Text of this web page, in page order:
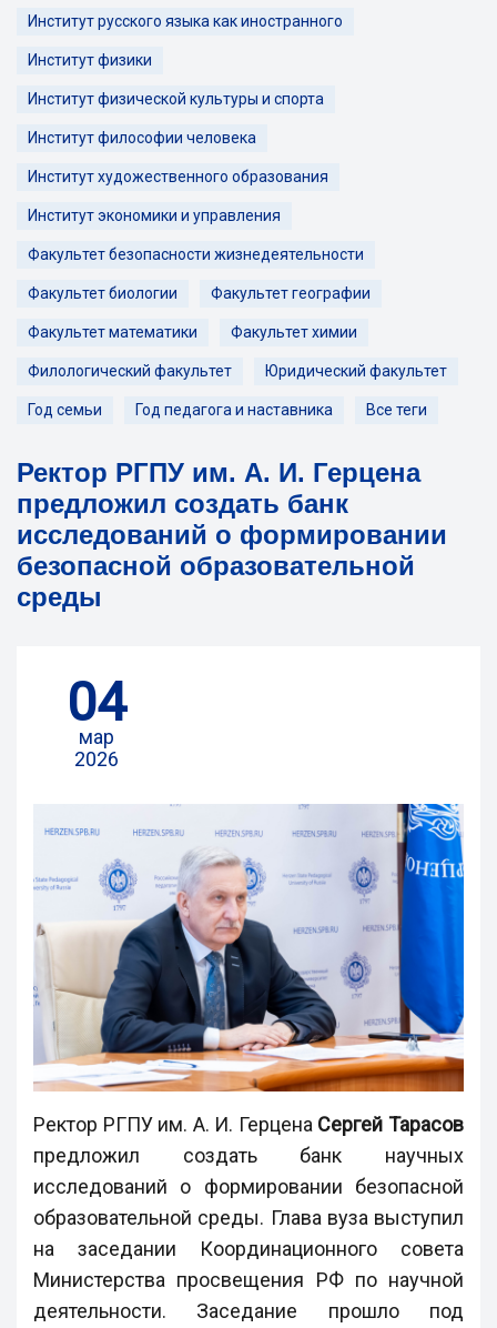
Институт русского языка как иностранного
Институт физики
Институт физической культуры и спорта
Институт философии человека
Институт художественного образования
Институт экономики и управления
Факультет безопасности жизнедеятельности
Факультет биологии Факультет географии
Факультет математики Факультет химии
Филологический факультет Юридический факультет
Год семьи Год педагога и наставника Все теги
Ректор РГПУ им. А. И. Герцена
предложил создать банк
исследований о формировании
безопасной образовательной
среды
04
мар
2026
Ректор РГПУ им. А. И. Герцена Сергей Тарасов
предложил создать банк научных
исследований о формировании безопасной
образовательной среды. Глава вуза выступил
на заседании Координационного совета
Министерства просвещения РФ по научной
деятельности. Заседание прошло под